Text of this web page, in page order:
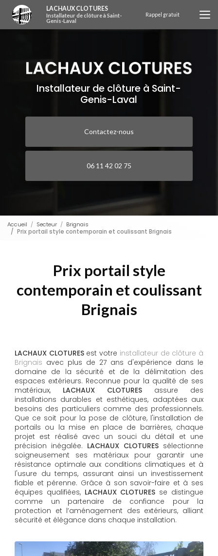
contenu
principal
LACHAUX CLOTURES
Installateur de clôture à Saint-
Genis-Laval
Rappel gratuit
Installateur de clôture à Saint-
Genis-Laval
Contactez-nous
06 11 42 02 75
Accueil Secteur
Brignais
Prix portail style contemporain et coulissant Brignais
Prix portail style
contemporain et coulissant
Brignais
LACHAUX CLOTURESest votre installateur de clôture à
Brignais avec plus de 27 ans d'expérience dans le
domaine de la sécurité et de la délimitation des
espaces extérieurs. Reconnue pour la qualité de ses
matériaux, LACHAUX CLOTURES assure des
installations durables et esthétiques, adaptées aux
besoins des particuliers comme des professionnels.
Que ce soit pour la pose de clôture, l'installation de
portails ou la mise en place de barrières, chaque
projet est réalisé avec un souci du détail et une
précision inégalée. LACHAUX CLOTURES sélectionne
soigneusement ses matériaux pour garantir une
résistance optimale aux conditions climatiques et à
l'usure du temps, assurant ainsi un investissement
fiable et pérenne. Grâce à son savoir-faire et à ses
équipes qualifiées,LACHAUX CLOTURES​​​​​​​ se distingue
comme un partenaire de confiance pour la
protection et l’aménagement des extérieurs, alliant
sécurité et élégance dans chaque installation.